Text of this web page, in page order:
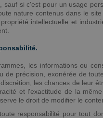
sauf si c'est pour un usage
nature contenus dans le
intellectuelle et
les informations ou
de précision, exonérée de
les chances de leur
et l'exactitude de la
le droit de modifier le
responsabilité pour tout